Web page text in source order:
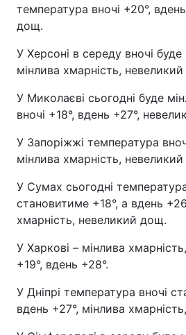
температура вночі +20°,
дощ.
У Херсоні в середу вночі буде
мінлива хмарність,
У Миколаєві сьогодні буде
вночі +18°, вдень +27°,
У Запоріжжі температура
мінлива хмарність,
У Сумах сьогодні
становитиме +18°, а вдень
хмарність, невеликий дощ.
У Харкові – мінлива
+19°, вдень +28°.
У Дніпрі температура вночі
вдень +27°, мінлива